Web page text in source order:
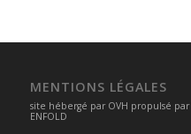
MENTIONS LÉGALES
site hébergé par OVH propulsé par
ENFOLD